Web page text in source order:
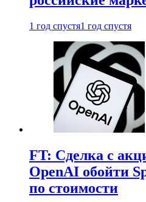
1 год спустя1 год спустя
FT: Сделка с
OpenAI обойти
по стоимости